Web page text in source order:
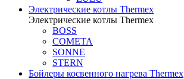
Электрические котлы Thermex
Электрические котлы Thermex
BOSS
COMETA
SONNE
STERN
Бойлеры косвенного нагрева Thermex